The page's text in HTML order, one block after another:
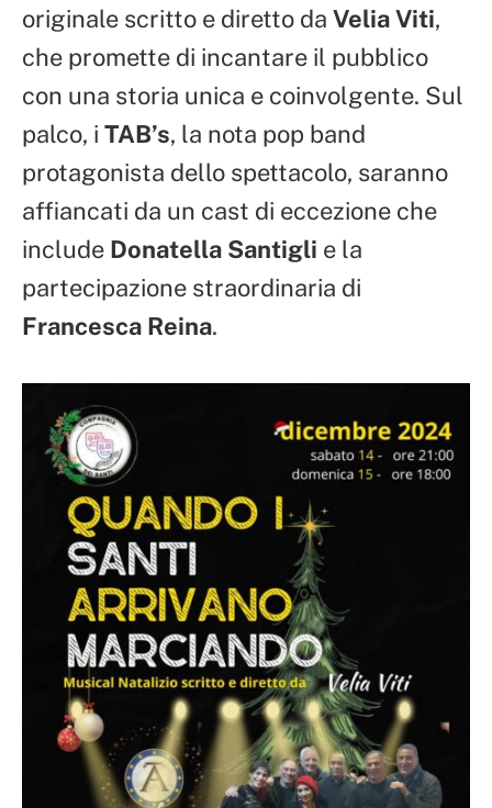
originale scritto e diretto da Velia Viti,
che promette di incantare il pubblico
con una storia unica e coinvolgente. Sul
palco, i TAB’s, la nota pop band
protagonista dello spettacolo, saranno
affiancati da un cast di eccezione che
include Donatella Santigli e la
partecipazione straordinaria di
Francesca Reina.